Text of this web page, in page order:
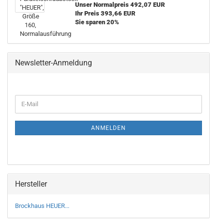
Unser Normalpreis 492,07 EUR
Ihr Preis 393,66 EUR
Sie sparen 20%
Newsletter-Anmeldung
ZUR
NEWSLETTER-
E-
Mail
ANMELDEN
Hersteller
Brockhaus HEUER...